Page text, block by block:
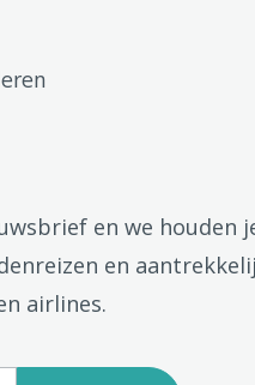
en we houden
en
airlines.